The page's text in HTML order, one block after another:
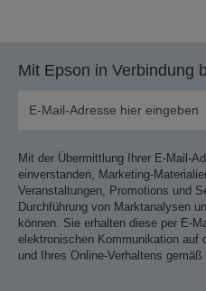
Mit Epson in Verbindung
Mit der Übermittlung Ihrer E-Mail-
einverstanden, Marketing-
Veranstaltungen, Promotions und
Durchführung von Marktanalysen
können. Sie erhalten diese per E-
elektronischen Kommunikation auf
und Ihres Online-Verhaltens gemäß